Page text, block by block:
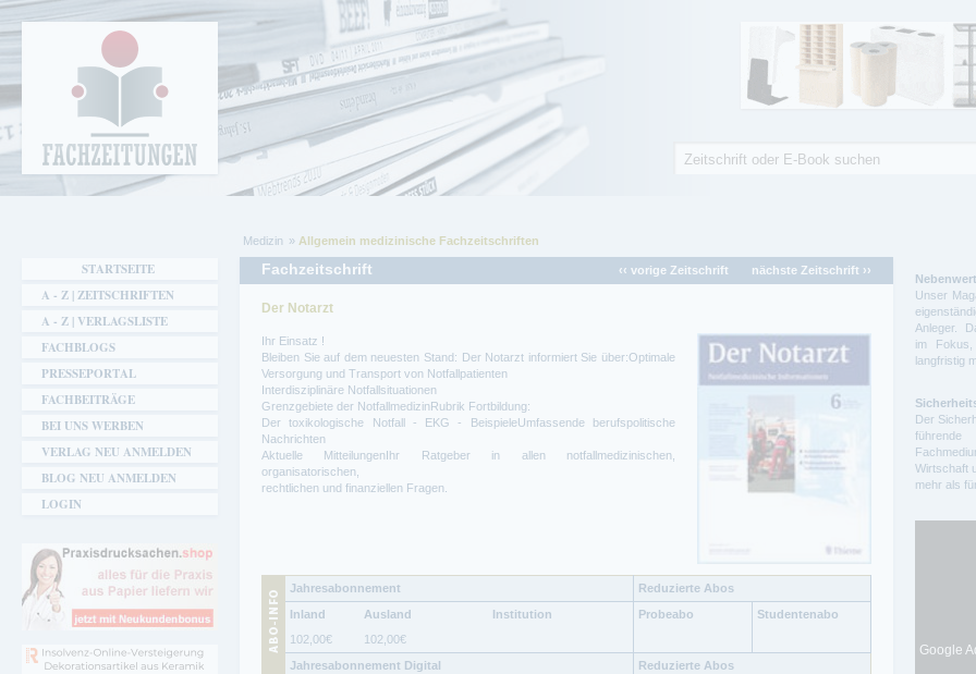
Fachzeitungen.de - Das unabhängige Portal
für Fachmagazine Fachpublikationen &
eBooks
Sie sind hier
Medizin Allgemein medizinische Fachzeitschriften
Fachzeitschrift ‹‹ vorige Zeitschrift nächste Zeitschrift ››
Der Notarzt
Ihr Einsatz !
Bleiben Sie auf dem neuesten Stand: Der Notarzt informiert Sie über:Optimale
Versorgung und Transport von Notfallpatienten
Interdisziplinäre Notfallsituationen
Grenzgebiete der NotfallmedizinRubrik Fortbildung:
Der toxikologische Notfall - EKG - BeispieleUmfassende berufspolitische
Nachrichten
Aktuelle MitteilungenIhr Ratgeber in allen notfallmedizinischen,
organisatorischen,
rechtlichen und finanziellen Fragen.
Jahresabonnement
Reduzierte Abos
Inland
Ausland Institution Probeabo
Studentenabo
102,00€ 102,00€
Jahresabonnement Digital
Reduzierte Abos
STARTSEITE
A - Z | ZEITSCHRIFTEN
A - Z | VERLAGSLISTE
FACHBLOGS
PRESSEPORTAL
FACHBEITRÄGE
BEI UNS WERBEN
VERLAG NEU ANMELDEN
BLOG NEU ANMELDEN
LOGIN
Unser
Anleger.
im
langfristig
Der
führende
Wirtschaft
mehr als
Google